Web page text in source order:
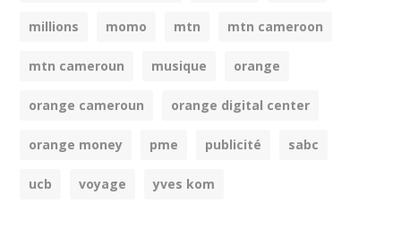
millions momo mtn mtn cameroon
mtn cameroun musique orange
orange cameroun orange digital center
orange money pme publicité sabc
ucb voyage yves kom